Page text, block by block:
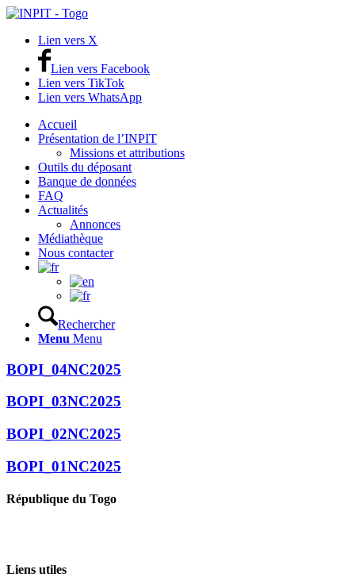
Lien vers X
Lien vers Facebook
Lien vers TikTok
Lien vers WhatsApp
Accueil
Présentation de l’INPIT
Missions et attributions
Outils du déposant
Banque de données
FAQ
Actualités
Annonces
Médiathèque
Nous contacter
Rechercher
Menu Menu
BOPI_04NC2025
BOPI_03NC2025
BOPI_02NC2025
BOPI_01NC2025
République du Togo
Liens utiles